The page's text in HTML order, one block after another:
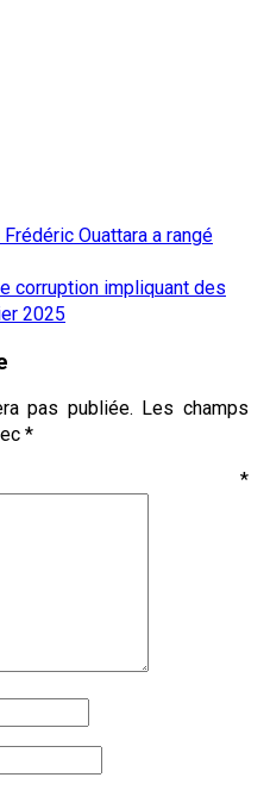
Ouattara a rangé
corruption impliquant des
2025
pas publiée. Les champs
*
*